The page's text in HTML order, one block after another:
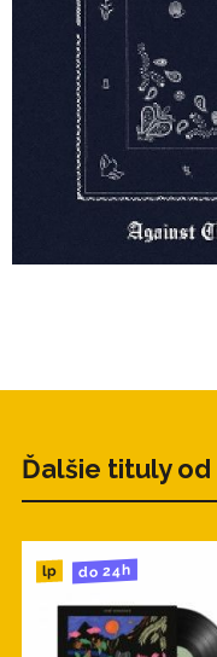
Ďalšie tituly od
lp do 24h